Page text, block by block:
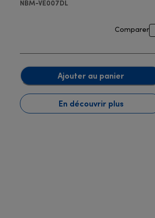
NBM-VE007DL
Comparer
Ajouter au panier
En découvrir plus